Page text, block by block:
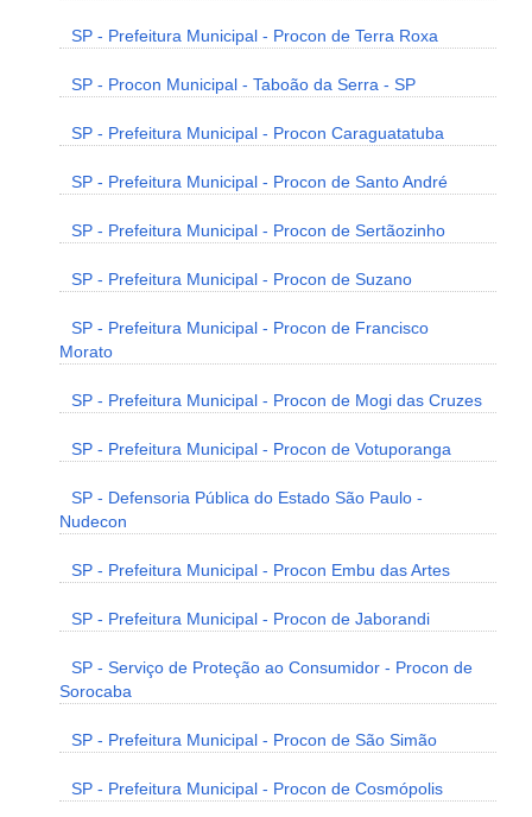
SP - Prefeitura Municipal - Procon de Terra Roxa
SP - Procon Municipal - Taboão da Serra - SP
SP - Prefeitura Municipal - Procon Caraguatatuba
SP - Prefeitura Municipal - Procon de Santo André
SP - Prefeitura Municipal - Procon de Sertãozinho
SP - Prefeitura Municipal - Procon de Suzano
SP - Prefeitura Municipal - Procon de Francisco
Morato
SP - Prefeitura Municipal - Procon de Mogi das Cruzes
SP - Prefeitura Municipal - Procon de Votuporanga
SP - Defensoria Pública do Estado São Paulo -
Nudecon
SP - Prefeitura Municipal - Procon Embu das Artes
SP - Prefeitura Municipal - Procon de Jaborandi
SP - Serviço de Proteção ao Consumidor - Procon de
Sorocaba
SP - Prefeitura Municipal - Procon de São Simão
SP - Prefeitura Municipal - Procon de Cosmópolis